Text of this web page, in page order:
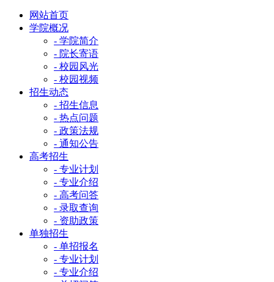
网站首页
学院概况
- 学院简介
- 院长寄语
- 校园风光
- 校园视频
招生动态
- 招生信息
- 热点问题
- 政策法规
- 通知公告
高考招生
- 专业计划
- 专业介绍
- 高考问答
- 录取查询
- 资助政策
单独招生
- 单招报名
- 专业计划
- 专业介绍